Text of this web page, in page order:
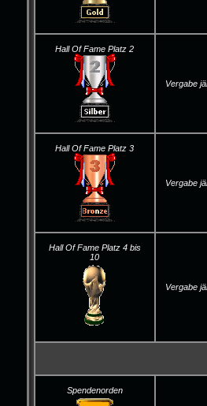
Hall Of Fame Platz 2
Vergabe
Hall Of Fame Platz 3
Vergabe
Hall Of Fame Platz 4 bis
10
Vergabe
Spendenorden